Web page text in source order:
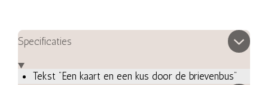
Specificaties
Tekst "Een kaart en een kus door de brievenbus"